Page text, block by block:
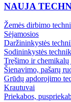
NAUJA
Žemės dirbimo
Sėjamosios
Daržininkystės
Sodininkystės
Tręšimo ir
Šienavimo, pašarų
Grūdų apdorojimo
Krautuvai
Priekabos,